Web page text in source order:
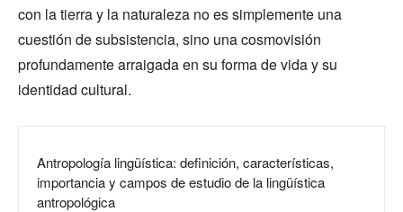
con la tierra y la naturaleza no es simplemente una
cuestión de subsistencia, sino una cosmovisión
profundamente arraigada en su forma de vida y su
identidad cultural.
Antropología lingüística: definición, características,
importancia y campos de estudio de la lingüística
antropológica